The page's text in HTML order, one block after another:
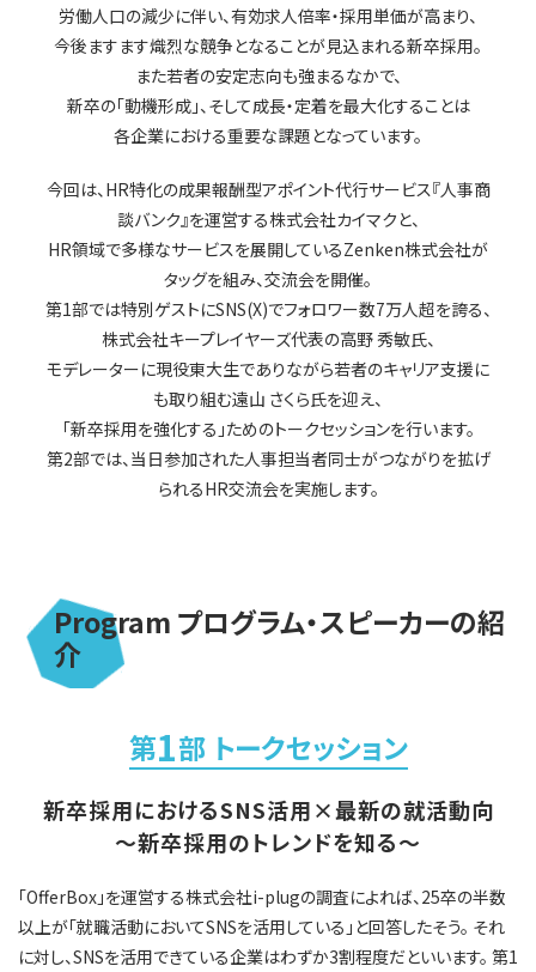
労働人口の減少に伴い、有効求人倍率・採用単価が高まり、
今後ますます熾烈な競争となることが見込まれる新卒採用。
また若者の安定志向も強まるなかで、
新卒の「動機形成」、そして成長・定着を最大化することは
各企業における重要な課題となっています。
今回は、HR特化の成果報酬型アポイント代行サービス『人事商
談バンク』を運営する株式会社カイマクと、
HR領域で多様なサービスを展開しているZenken株式会社が
タッグを組み、交流会を開催。
第1部では特別ゲストにSNS(X)でフォロワー数7万人超を誇る、
株式会社キープレイヤーズ代表の高野 秀敏氏、
モデレーターに現役東大生でありながら若者のキャリア支援に
も取り組む遠山 さくら氏を迎え、
「新卒採用を強化する」ためのトークセッションを行います。
第2部では、当日参加された人事担当者同士がつながりを拡げ
られるHR交流会を実施します。
Program プログラム・スピーカーの紹
介
第1部 トークセッション
新卒採用におけるSNS活用×最新の就活動向
～新卒採用のトレンドを知る～
「OfferBox」を運営する株式会社i-plugの調査によれば、25卒の半数
以上が「就職活動においてSNSを活用している」と回答したそう。 それ
に対し、SNSを活用できている企業はわずか3割程度だといいます。 第1